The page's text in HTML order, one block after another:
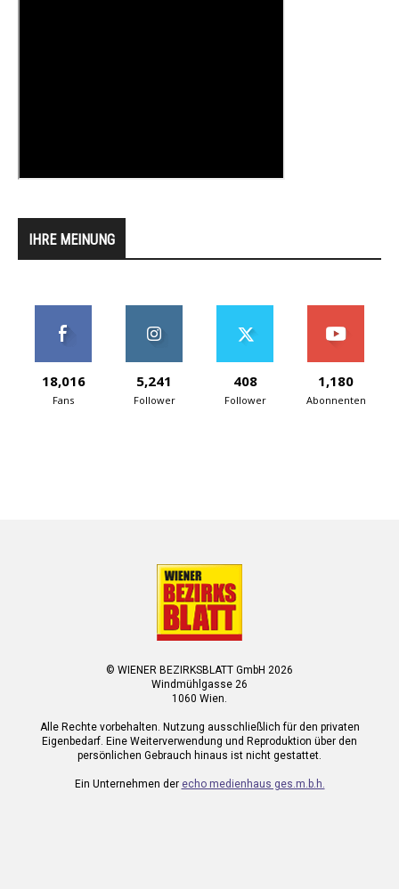
IHRE MEINUNG
18,016
Fans
5,241
Follower
408
Follower
1,180
Abonnenten
© WIENER BEZIRKSBLATT GmbH 2026
Windmühlgasse 26
1060 Wien.
Alle Rechte vorbehalten. Nutzung ausschließlich für den privaten
Eigenbedarf. Eine Weiterverwendung und Reproduktion über den
persönlichen Gebrauch hinaus ist nicht gestattet.
Ein Unternehmen der echo medienhaus ges.m.b.h.